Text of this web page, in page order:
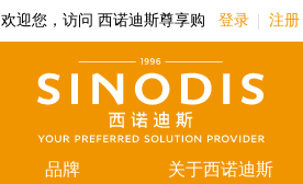
欢迎您，访问 西诺迪斯尊享购 登录 注册
品牌 关于西诺迪斯